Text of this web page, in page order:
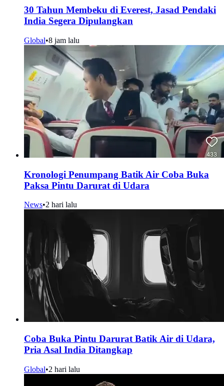
30 Tahun Membeku di Everest, Jasad Pendaki
India Segera Dipulangkan
Global•8 jam lalu
Kronologi Penumpang Batik Air Coba Buka
Paksa Pintu Darurat di Udara
News•2 hari lalu
Coba Buka Pintu Darurat Batik Air di Udara,
Pria Asal India Ditangkap
Global•2 hari lalu